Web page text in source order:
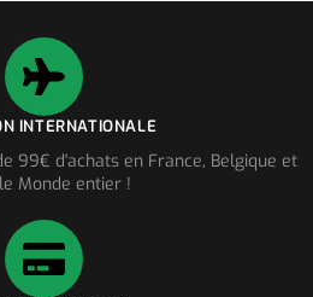
INTERNATIONALE
99€ d'achats en France, Belgique et
Monde entier !